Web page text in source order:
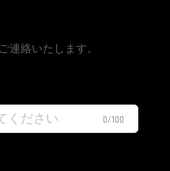
連絡いたします。
0/100